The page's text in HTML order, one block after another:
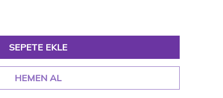
SEPETE EKLE
HEMEN AL